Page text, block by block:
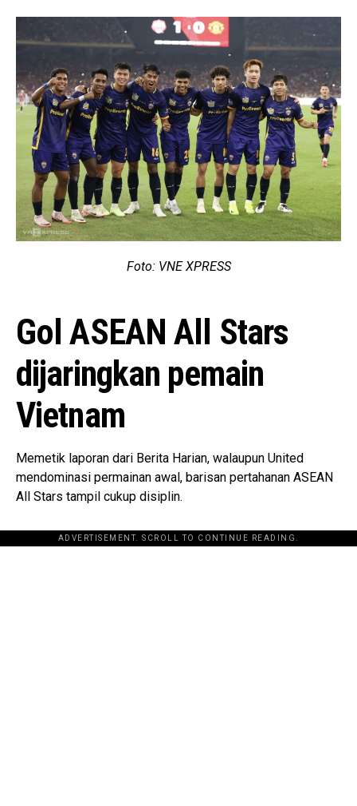
Foto: VNE XPRESS
Gol ASEAN All Stars
dijaringkan pemain
Vietnam
Memetik laporan dari Berita Harian, walaupun United
mendominasi permainan awal, barisan pertahanan ASEAN
All Stars tampil cukup disiplin.
ADVERTISEMENT. SCROLL TO CONTINUE READING.